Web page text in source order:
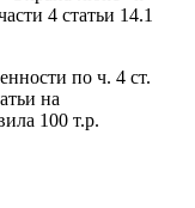
4 статьи 14.1
по ч. 4 ст.
на
100 т.р.